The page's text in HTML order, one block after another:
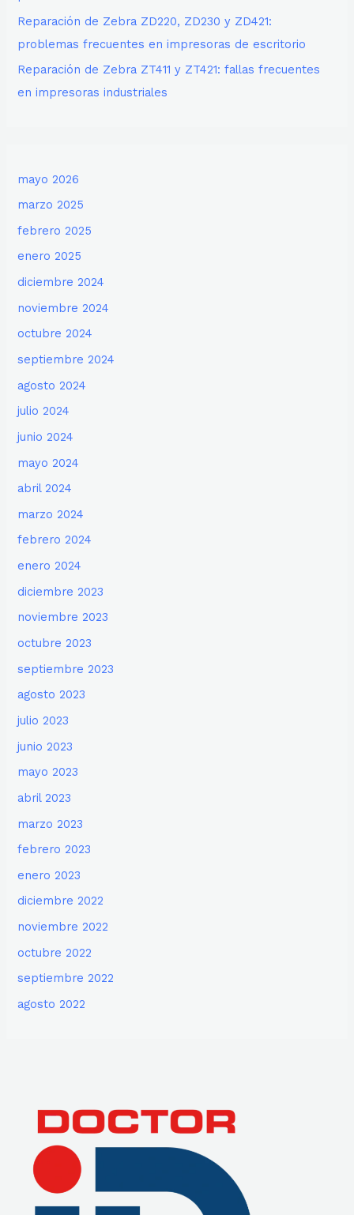
Reparación de Zebra ZD220, ZD230 y ZD421:
problemas frecuentes en impresoras de escritorio
Reparación de Zebra ZT411 y ZT421: fallas frecuentes
en impresoras industriales
mayo 2026
marzo 2025
febrero 2025
enero 2025
diciembre 2024
noviembre 2024
octubre 2024
septiembre 2024
agosto 2024
julio 2024
junio 2024
mayo 2024
abril 2024
marzo 2024
febrero 2024
enero 2024
diciembre 2023
noviembre 2023
octubre 2023
septiembre 2023
agosto 2023
julio 2023
junio 2023
mayo 2023
abril 2023
marzo 2023
febrero 2023
enero 2023
diciembre 2022
noviembre 2022
octubre 2022
septiembre 2022
agosto 2022